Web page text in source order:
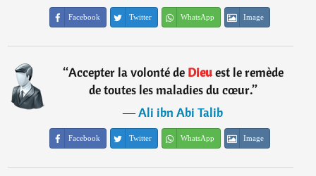
Facebook Twitter WhatsApp Image
“Accepter la volonté de Dieuest le remède
de toutes les maladies du cœur.”
―Ali ibn Abi Talib
Facebook Twitter WhatsApp Image